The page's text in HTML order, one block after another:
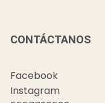
CONTÁCTANOS
Facebook
Instagram